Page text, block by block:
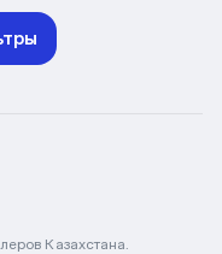
Казахстана.